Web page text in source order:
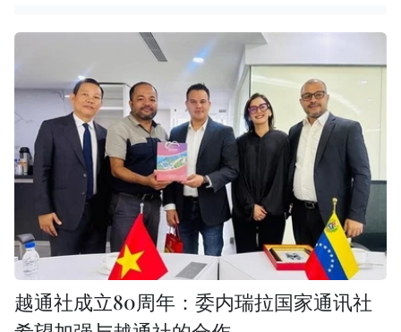
越通社成立80周年：委内瑞拉国家通讯社